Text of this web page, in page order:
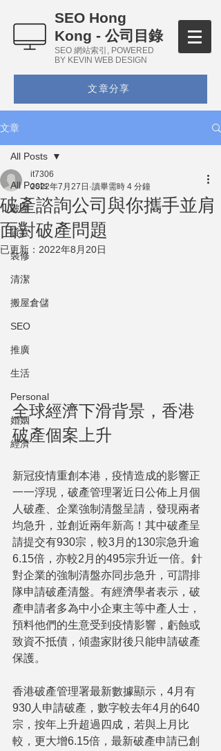
SEO Hong
Kong - 公司目錄
SEO 網站索引, POWERED
BY KEVIN WEB DESIGN
文章分享
文章
All Posts
破產
貸款
裝修
清潔
搬屋倉儲
SEO
推廣
生活
Personal
婚姻
經濟
All Posts
破產諮詢公司與你攜手並肩
面對破產問題
it7306
2022年7月27日 讀畢需時 4 分鐘
已更新： 2022年8月20日
全球經濟下滑背景，香港
破產個案上升
新冠疫情重創本港，疫情造成的影響正
一一浮現，破產管理署近日公佈上月個
人破產、企業強制清盤呈請，發現兩者
均急升，並創近兩年新高！其中破產呈
請提交有930宗，較3月的130宗急升逾
6.15倍，亦較2月的495宗升近一倍。針
對企業的強制清盤亦同步急升，可謂排
隊申請破產清盤。有經濟學者表示，破
產申請者多為中小企東主等中產人士，
預料他們的生意受到疫情影響，虧蝕或
致資不抵債，傾盡家財後只能申請破產
保護。
香港破產管理署最新數據顯示，4月有
930人申請破產，數字較去年4月的640
宗，按年上升超過四成，若與上月比
較，更大增6.15倍，最新破產申請已創